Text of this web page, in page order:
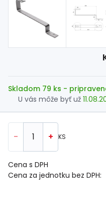
Skladom 79 ks -
U vás môže byť už
- + KS
Cena za jednotku bez DPH:
Cena s DPH